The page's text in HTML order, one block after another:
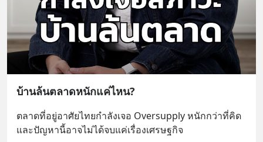
บ้านล้นตลาดหนักแค่ไหน?
ตลาดที่อยู่อาศัยไทยกำลังเจอ Oversupply หนักกว่าที่คิด
และปัญหานี้อาจไม่ได้จบแค่เรื่องเศรษฐกิจ